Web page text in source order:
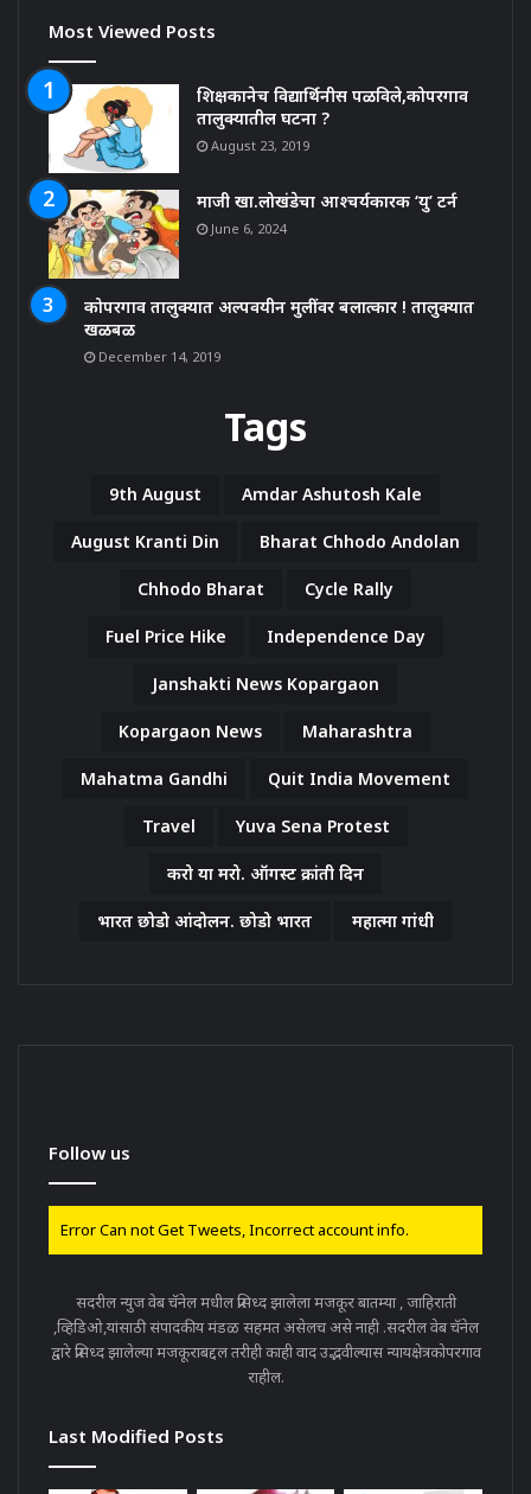
Most Viewed Posts
शिक्षकानेच विद्यार्थिनीस पळविले,कोपरगाव
तालुक्यातील घटना ?
August 23, 2019
माजी खा.लोखंडेचा आश्चर्यकारक ‘यु’ टर्न
June 6, 2024
कोपरगाव तालुक्यात अल्पवयीन मुलींवर बलात्कार ! तालुक्यात
खळबळ
December 14, 2019
Tags
9th August Amdar Ashutosh Kale
August Kranti Din Bharat Chhodo Andolan
Chhodo Bharat Cycle Rally
Fuel Price Hike Independence Day
Janshakti News Kopargaon
Kopargaon News Maharashtra
Mahatma Gandhi Quit India Movement
Travel Yuva Sena Protest
करो या मरो. ऑगस्ट क्रांती दिन
भारत छोडो आंदोलन. छोडो भारत महात्मा गांधी
Follow us
Error Can not Get Tweets, Incorrect account info.
सदरील न्युज वेब चॅनेल मधील प्रसिध्द झालेला मजकूर बातम्या , जाहिराती
,व्हिडिओ,यांसाठी संपादकीय मंडळ सहमत असेलच असे नाही .सदरील वेब चॅनेल
द्वारे प्रसिध्द झालेल्या मजकूराबद्दल तरीही काही वाद उद्भवील्यास न्यायक्षेत्रकोपरगाव
राहील.
Last Modified Posts